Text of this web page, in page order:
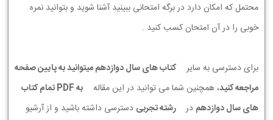
محتمل که امکان دارد در برگه امتحانی ببینید آشنا شوید و بتوانید نمره
خوبی را در آن امتحان کسب کنید .
برای دسترسی به سایر
کتاب های سال دوازدهم میتوانید به پایین صفحه
مراجعه کنید، همچنین شما می توانید در این مقاله
به PDF تمام کتاب
های سال دوازدهم در رشته تجربی دسترسی داشته باشید و از آرشیو